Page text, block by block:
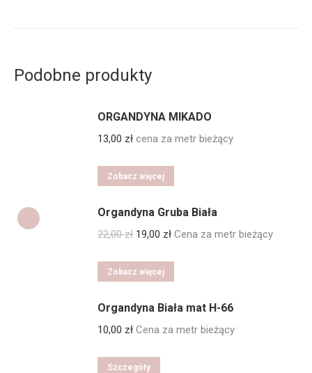
Podobne produkty
ORGANDYNA MIKADO
13,00 zł cena za metr bieżący
Zobacz więcej
Organdyna Gruba Biała
22,00zł Pierwotna
wynosiła:
19,00 złAktualna
Cena za metr bieżący
Zobacz więcej
Organdyna Biała mat H-66
10,00 zł Cena za metr bieżący
Szczegóły